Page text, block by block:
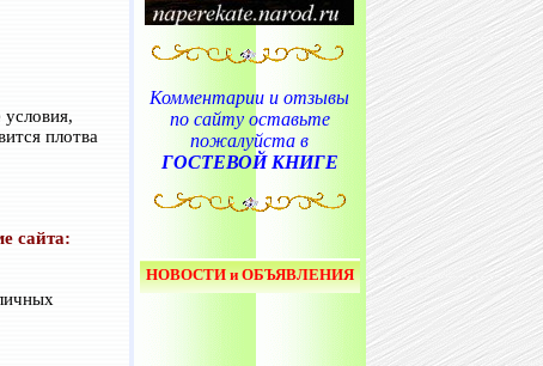
плотва
сайта:
Комментарии и отзывы
по сайту оставьте
пожалуйста в
ГОСТЕВОЙ КНИГЕ
НОВОСТИ и ОБЪЯВЛЕНИЯ